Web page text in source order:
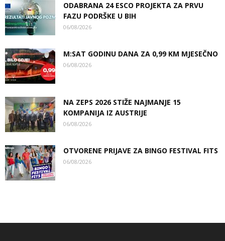
ODABRANA 24 ESCO PROJEKTA ZA PRVU
FAZU PODRŠKE U BIH
06/08/2026
M:SAT GODINU DANA ZA 0,99 KM MJESEČNO
06/08/2026
NA ZEPS 2026 STIŽE NAJMANJE 15
KOMPANIJA IZ AUSTRIJE
06/08/2026
OTVORENE PRIJAVE ZA BINGO FESTIVAL FITS
06/08/2026